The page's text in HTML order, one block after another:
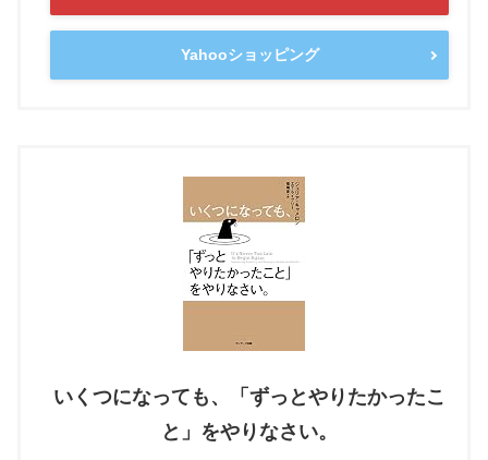
Yahooショッピング
いくつになっても、「ずっとやりたかったこ
と」をやりなさい。